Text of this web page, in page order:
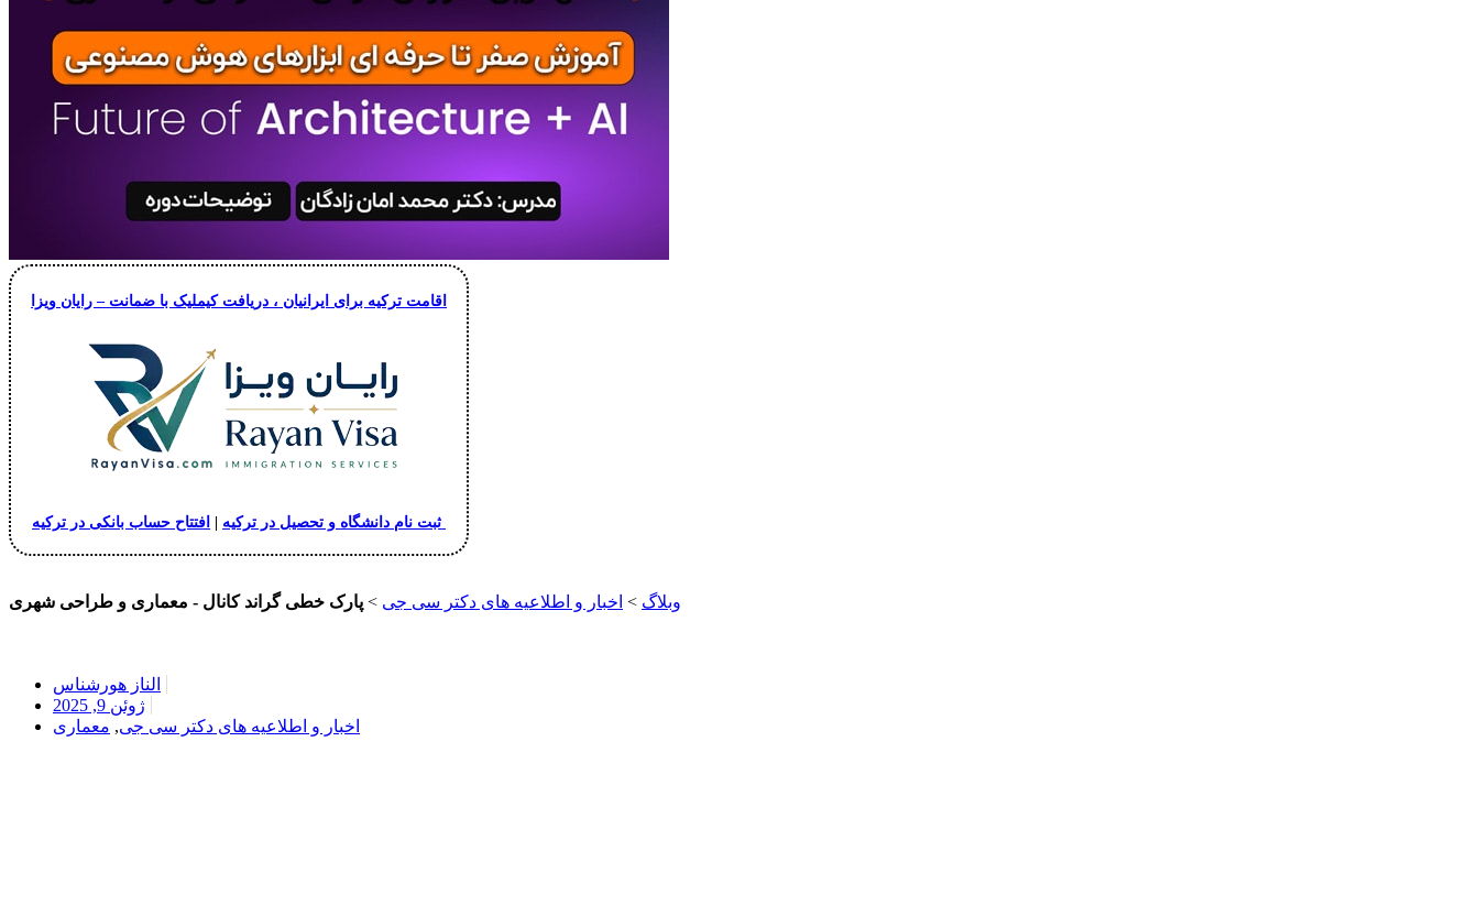
اقامت ترکیه برای ایرانیان ، دریافت کیملیک با ضمانت – رایان ویزا
ثبت نام دانشگاه و تحصیل در ترکیه
وبلاگ > اخبار و اطلاعیه های دکتر سی جی > پارک خطی گراند کانال - معماری و طراحی شهری
الناز هورشناس
ژوئن 9, 2025
اخبار و اطلاعیه های دکتر سی جی, معماری